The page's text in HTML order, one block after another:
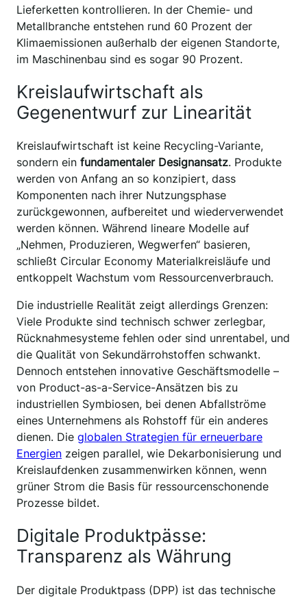
Lieferketten kontrollieren. In der Chemie- und
Metallbranche entstehen rund 60 Prozent der
Klimaemissionen außerhalb der eigenen Standorte,
im Maschinenbau sind es sogar 90 Prozent.
Kreislaufwirtschaft als
Gegenentwurf zur Linearität
Kreislaufwirtschaft ist keine Recycling-Variante,
sondern ein fundamentaler Designansatz. Produkte
werden von Anfang an so konzipiert, dass
Komponenten nach ihrer Nutzungsphase
zurückgewonnen, aufbereitet und wiederverwendet
werden können. Während lineare Modelle auf
„Nehmen, Produzieren, Wegwerfen“ basieren,
schließt Circular Economy Materialkreisläufe und
entkoppelt Wachstum vom Ressourcenverbrauch.
Die industrielle Realität zeigt allerdings Grenzen:
Viele Produkte sind technisch schwer zerlegbar,
Rücknahmesysteme fehlen oder sind unrentabel, und
die Qualität von Sekundärrohstoffen schwankt.
Dennoch entstehen innovative Geschäftsmodelle –
von Product-as-a-Service-Ansätzen bis zu
industriellen Symbiosen, bei denen Abfallströme
eines Unternehmens als Rohstoff für ein anderes
dienen. Die globalen Strategien für erneuerbare
Energien zeigen parallel, wie Dekarbonisierung und
Kreislaufdenken zusammenwirken können, wenn
grüner Strom die Basis für ressourcenschonende
Prozesse bildet.
Digitale Produktpässe:
Transparenz als Währung
Der digitale Produktpass (DPP) ist das technische